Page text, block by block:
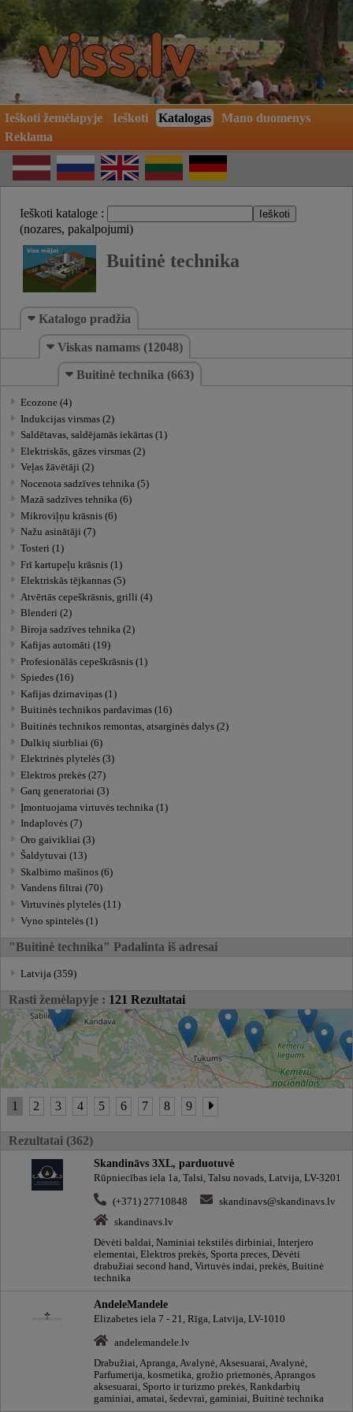
Ieškoti žemėlapyje Ieškoti Katalogas
Mano duomenys
Reklama
Ieškoti kataloge :
(nozares, pakalpojumi)
Buitinė technika
Katalogo pradžia
Viskas namams (12048)
Buitinė technika (663)
Ecozone (4)
Indukcijas virsmas (2)
Saldētavas, saldējamās iekārtas (1)
Elektriskās, gāzes virsmas (2)
Veļas žāvētāji (2)
Nocenota sadzīves tehnika (5)
Mazā sadzīves tehnika (6)
Mikroviļņu krāsnis (6)
Nažu asinātāji (7)
Tosteri (1)
Frī kartupeļu krāsnis (1)
Elektriskās tējkannas (5)
Atvērtās cepeškrāsnis, grilli (4)
Blenderi (2)
Biroja sadzīves tehnika (2)
Kafijas automāti (19)
Profesionālās cepeškrāsnis (1)
Spiedes (16)
Kafijas dzirnaviņas (1)
Buitinės technikos pardavimas (16)
Buitinės technikos remontas, atsarginės dalys (2)
Dulkių siurbliai (6)
Elektrinės plytelės (3)
Elektros prekės (27)
Garų generatoriai (3)
Įmontuojama virtuvės technika (1)
Indaplovės (7)
Oro gaivikliai (3)
Šaldytuvai (13)
Skalbimo mašinos (6)
Vandens filtrai (70)
Virtuvinės plytelės (11)
Vyno spintelės (1)
"Buitinė technika" Padalinta iš adresai
Latvija (359)
Rasti žemėlapyje : 121 Rezultatai
1 2 3 4 5 6 7 8 9
Rezultatai (362)
Skandināvs 3XL, parduotuvė
Rūpniecības iela 1a, Talsi, Talsu novads, Latvija, LV-3201
(+371) 27710848
skandinavs@skandinavs.lv
skandinavs.lv
Dėvėti baldai, Naminiai tekstilės dirbiniai, Interjero
elementai, Elektros prekės, Sporta preces, Dėvėti
drabužiai second hand, Virtuvės indai, prekės, Buitinė
technika
AndeleMandele
Elizabetes iela 7 - 21, Rīga, Latvija, LV-1010
andelemandele.lv
Drabužiai, Apranga, Avalynė, Aksesuarai, Avalynė,
Parfumerija, kosmetika, grožio priemonės, Aprangos
aksesuarai, Sporto ir turizmo prekės, Rankdarbių
gaminiai, amatai, šedevrai, gaminiai, Buitinė technika